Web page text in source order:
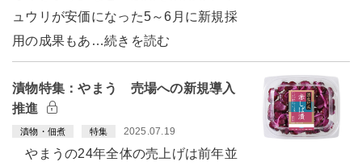
ュウリが安価になった5～6月に新規採
用の成果もあ…続きを読む
漬物特集：やまう 売場への新規導入
推進
漬物・佃煮 特集 2025.07.19
やまうの24年全体の売上げは前年並